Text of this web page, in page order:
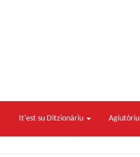
It'est su Ditzionàriu Agiutòriu